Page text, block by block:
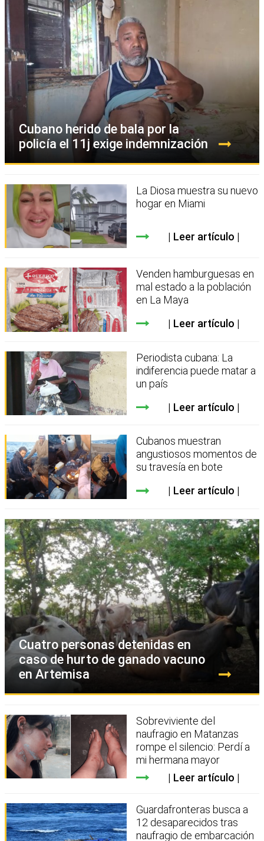
Cubano herido de bala por la
policía el 11j exige indemnización
La Diosa muestra su nuevo
hogar en Miami
Leer artículo
Venden hamburguesas en
mal estado a la población
en La Maya
Leer artículo
Periodista cubana: La
indiferencia puede matar a
un país
Leer artículo
Cubanos muestran
angustiosos momentos de
su travesía en bote
Leer artículo
Cuatro personas detenidas en
caso de hurto de ganado vacuno
en Artemisa
Sobreviviente del
naufragio en Matanzas
rompe el silencio: Perdí a
mi hermana mayor
Leer artículo
Guardafronteras busca a
12 desaparecidos tras
naufragio de embarcación